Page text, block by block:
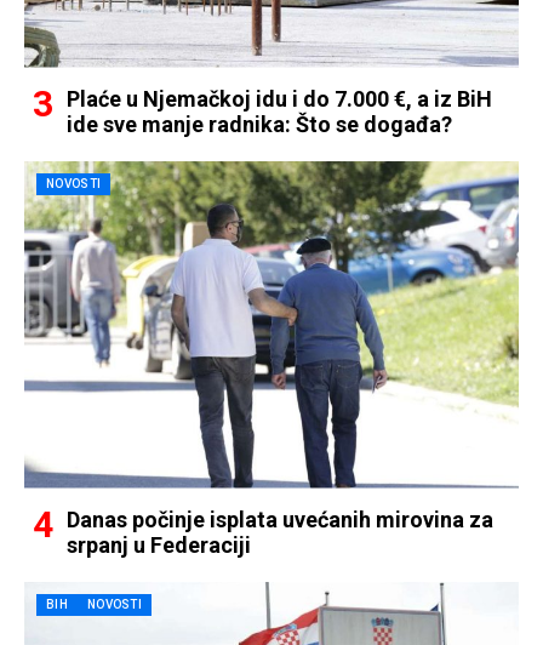
Plaće u Njemačkoj idu i do 7.000 €, a iz BiH
ide sve manje radnika: Što se događa?
NOVOSTI
Danas počinje isplata uvećanih mirovina za
srpanj u Federaciji
BIH NOVOSTI